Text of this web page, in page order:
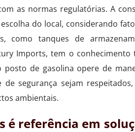
as normas regulatórias. A
do local, considerando
como tanques de
Imports, tem o
de gasolina opere de
de segurança sejam
ambientais.
é referência em